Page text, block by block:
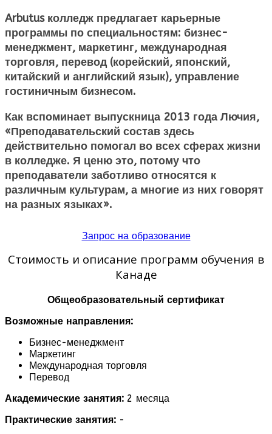
Arbutus колледж предлагает карьерные
программы по специальностям: бизнес-
менеджмент, маркетинг, международная
торговля, перевод (корейский, японский,
китайский и английский язык), управление
гостиничным бизнесом.
Как вспоминает выпускница 2013 года Лючия,
«Преподавательский состав здесь
действительно помогал во всех сферах жизни
в колледже. Я ценю это, потому что
преподаватели заботливо относятся к
различным культурам, а многие из них говорят
на разных языках».
Запрос на образование
Стоимость и описание программ обучения в
Канаде
Общеобразовательный сертификат
Возможные направления:
Бизнес-менеджмент
Маркетинг
Международная торговля
Перевод
Академические занятия: 2 месяца
Практические занятия: -